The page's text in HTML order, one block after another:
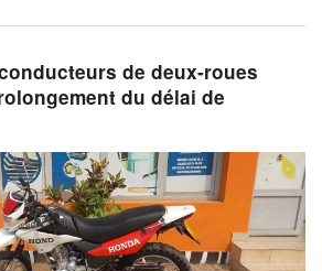
de deux-roues
du délai de